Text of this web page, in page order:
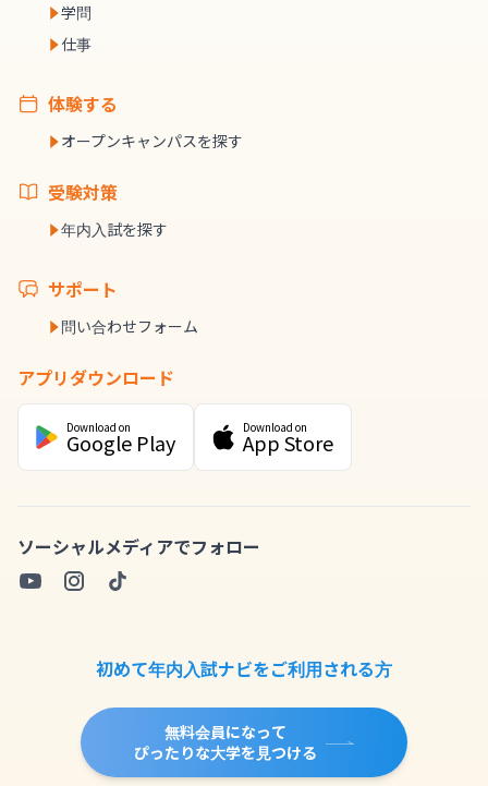
学問
仕事
体験する
オープンキャンパスを探す
受験対策
年内入試を探す
サポート
問い合わせフォーム
アプリダウンロード
Download on
Google Play
Download on
App Store
ソーシャルメディアでフォロー
初めて年内入試ナビをご利用される方
無料会員になって
ぴったりな大学を見つける